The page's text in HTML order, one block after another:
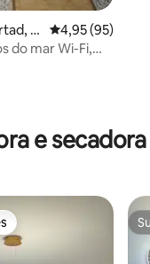
El
4,95 de uma
4,95 (95)
do mar Wi-Fi,
e secadora